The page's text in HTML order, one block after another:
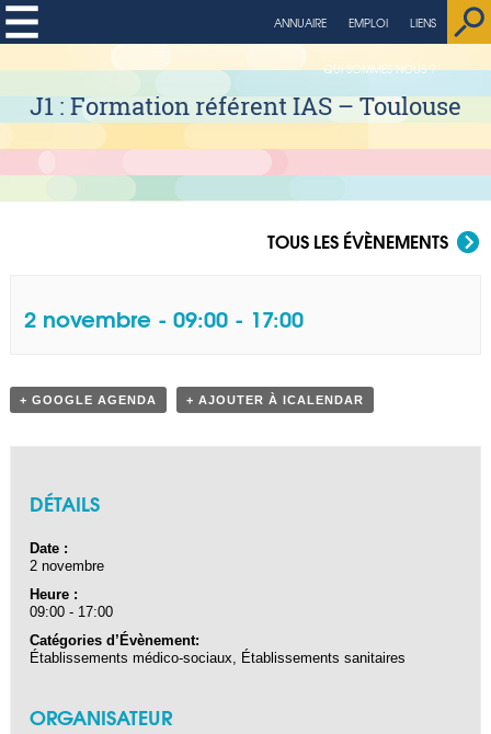
LIENS
EMPLOI
ANNUAIRE
QUI SOMMES NOUS ?
J1 : Formation référent IAS – Toulouse
TOUS LES ÉVÈNEMENTS
2 novembre - 09:00- 17:00
Navigation Évènement
+ GOOGLE AGENDA + AJOUTER À ICALENDAR
DÉTAILS
Date :
2 novembre
Heure :
09:00 - 17:00
Catégories d’Évènement:
Établissements médico-sociaux, Établissements sanitaires
ORGANISATEUR